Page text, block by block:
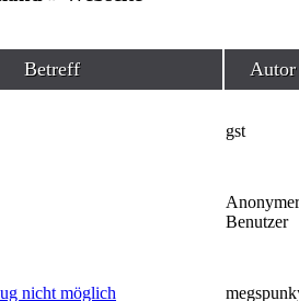
Betreff Autor
gst
Anonymer
Benutzer
nicht möglich